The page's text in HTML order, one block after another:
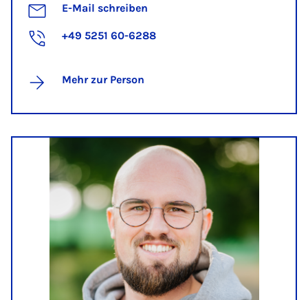
E-Mail schreiben
+49 5251 60-6288
Mehr zur Person